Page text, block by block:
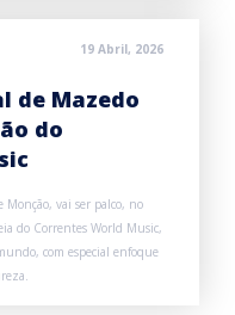
19 Abril, 2026
de Mazedo
do
vai ser palco, no
do Correntes World Music,
com especial enfoque